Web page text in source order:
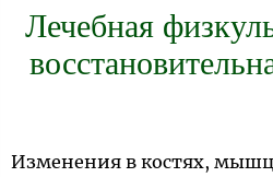
Лечебная
Изменения в костях,